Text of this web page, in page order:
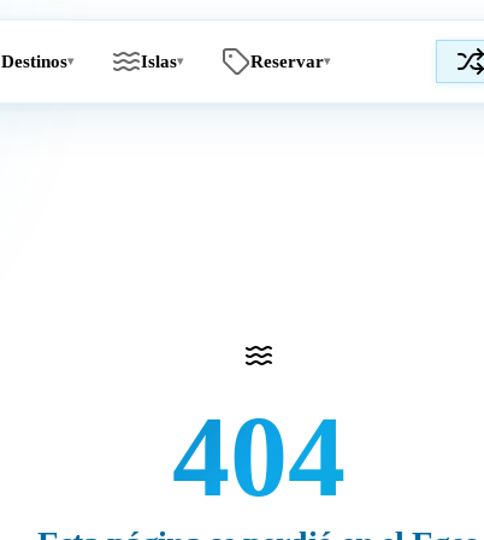
Destinos▾ Islas▾ Reservar▾
404